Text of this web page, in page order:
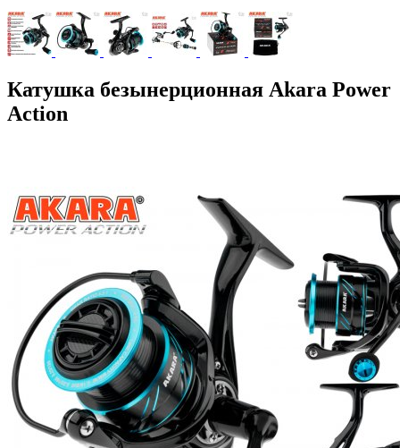
Катушка безынерционная Akara Power
Action